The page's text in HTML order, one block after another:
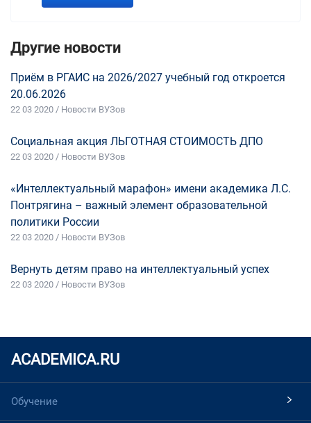
Другие новости
Приём в РГАИС на 2026/2027 учебный год откроется
20.06.2026
22 03 2020 / Новости ВУЗов
Социальная акция ЛЬГОТНАЯ СТОИМОСТЬ ДПО
22 03 2020 / Новости ВУЗов
«Интеллектуальный марафон» имени академика Л.С.
Понтрягина – важный элемент образовательной
политики России
22 03 2020 / Новости ВУЗов
Вернуть детям право на интеллектуальный успех
22 03 2020 / Новости ВУЗов
ACADEMICA.RU
Обучение